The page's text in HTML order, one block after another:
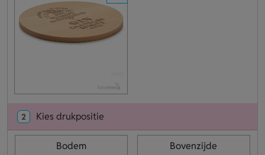
2 Kies drukpositie
Bodem Bovenzijde